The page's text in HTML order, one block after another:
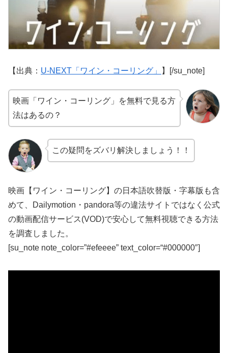
【出典： U-NEXT「ワイン・コーリング」 】[/su_note]
映画「ワイン・コーリング」を無料で見る方
法はあるの？
この疑問をズバリ解決しましょう！！
映画【ワイン・コーリング】の日本語吹替版・字幕版も含
めて、Dailymotion・pandora等の違法サイトではなく公式
の動画配信サービス(VOD)で安心して無料視聴できる方法
を調査しました。
[su_note note_color=”#efeeee” text_color=“#000000″]